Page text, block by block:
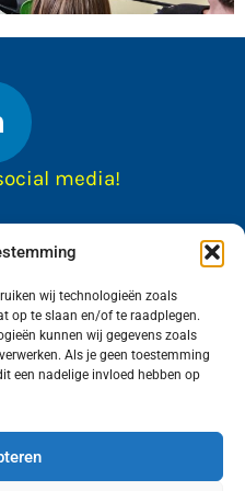
wij technologieën zoals
op te slaan en/of te raadplegen.
kunnen wij gegevens zoals
Als je geen toestemming
een nadelige invloed hebben op
media!
verzorgen het nieuws
Met als hoofdplaats